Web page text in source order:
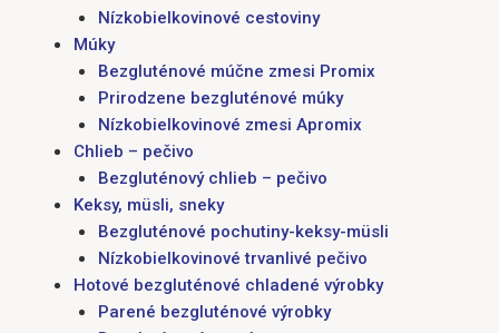
Nízkobielkovinové cestoviny
Múky
Bezgluténové múčne zmesi Promix
Prirodzene bezgluténové múky
Nízkobielkovinové zmesi Apromix
Chlieb – pečivo
Bezgluténový chlieb – pečivo
Keksy, müsli, sneky
Bezgluténové pochutiny-keksy-müsli
Nízkobielkovinové trvanlivé pečivo
Hotové bezgluténové chladené výrobky
Parené bezgluténové výrobky